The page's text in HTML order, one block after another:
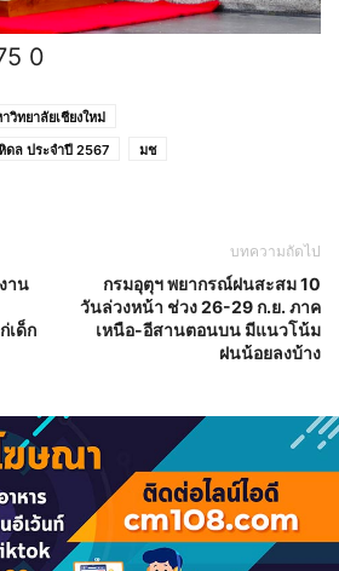
ทยาลัยเชียงใหม่
ดล ประจำปี 2567
มช
าน
เด็ก
บทความถัดไป
กรมอุตุฯ พยากรณ์ฝนสะสม 10
วันล่วงหน้า ช่วง 26-29 ก.ย. ภาค
เหนือ-อีสานตอนบน มีแนวโน้ม
ฝนน้อยลงบ้าง